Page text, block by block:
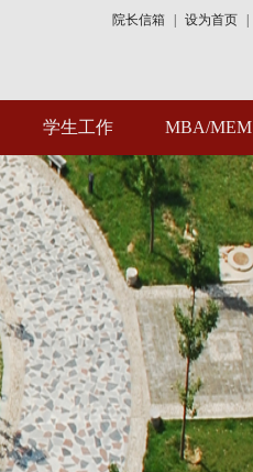
院长信箱 设为首页
学生工作
组织机构
学工动态
招生就业
学工文件
MBA/MEM
MBA
MEM